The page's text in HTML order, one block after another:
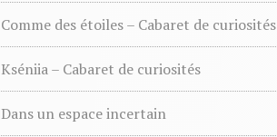
Comme des étoiles – Cabaret de curiosités
Kséniia – Cabaret de curiosités
Dans un espace incertain